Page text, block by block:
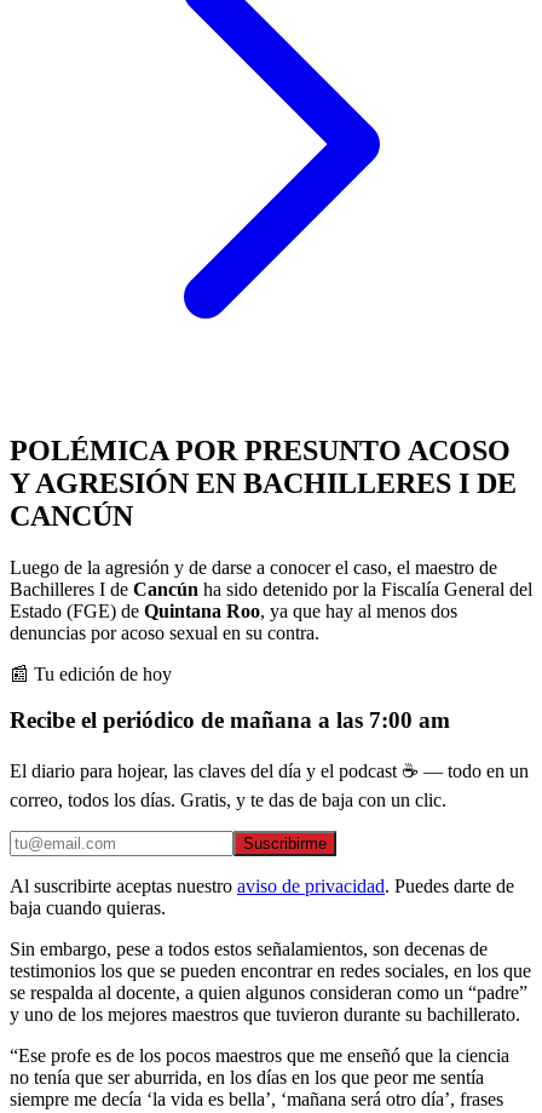
POLÉMICA POR PRESUNTO ACOSO
Y AGRESIÓN EN BACHILLERES I DE
CANCÚN
Luego de la agresión y de darse a conocer el caso, el maestro de
Bachilleres I de Cancún ha sido detenido por la Fiscalía General del
Estado (FGE) de Quintana Roo, ya que hay al menos dos
denuncias por acoso sexual en su contra.
📰 Tu edición de hoy
Recibe el periódico de mañana a las 7:00 am
El diario para hojear, las claves del día y el podcast ☕ — todo en un
correo, todos los días. Gratis, y te das de baja con un clic.
Suscribirme
Al suscribirte aceptas nuestro aviso de privacidad. Puedes darte de
baja cuando quieras.
Sin embargo, pese a todos estos señalamientos, son decenas de
testimonios los que se pueden encontrar en redes sociales, en los que
se respalda al docente, a quien algunos consideran como un “padre”
y uno de los mejores maestros que tuvieron durante su bachillerato.
“Ese profe es de los pocos maestros que me enseñó que la ciencia
no tenía que ser aburrida, en los días en los que peor me sentía
siempre me decía ‘la vida es bella’, ‘mañana será otro día’, frases